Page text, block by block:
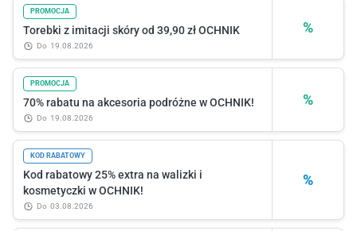
%
PROMOCJA
Torebki z imitacji skóry od 39,90 zł OCHNIK
do 19.08.2026
%
PROMOCJA
70% rabatu na akcesoria podróżne w OCHNIK!
do 19.08.2026
%
KOD RABATOWY
Kod rabatowy 25% extra na walizki i
kosmetyczki w OCHNIK!
do 03.08.2026